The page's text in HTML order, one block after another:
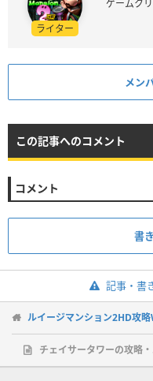
ライター
ゲームク
メン
この記事へのコメント
コメント
書
記事・書
ルイージマンション2HD攻
チェイサータワーの攻略